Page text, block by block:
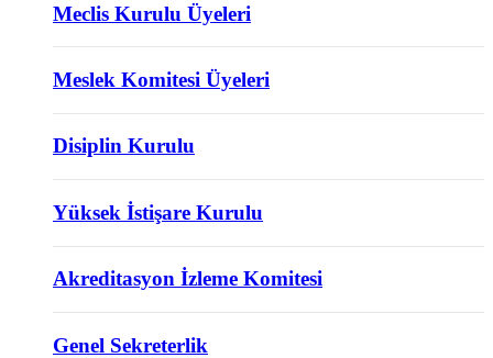
Meclis Kurulu Üyeleri
Meslek Komitesi Üyeleri
Disiplin Kurulu
Yüksek İstişare Kurulu
Akreditasyon İzleme Komitesi
Genel Sekreterlik